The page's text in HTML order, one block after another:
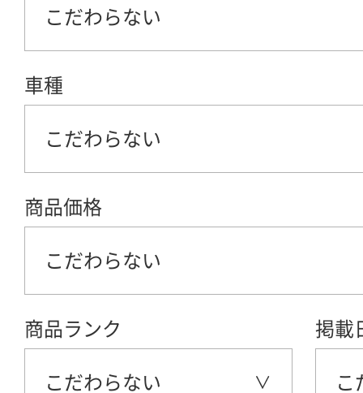
こだわらない
車種
こだわらない
商品価格
こだわらない
商品ランク
こだわらない
掲載
こ